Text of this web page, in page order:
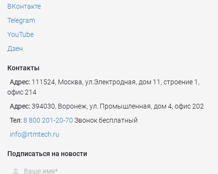
ВКонтакте
Telegram
YouTube
Дзен
Контакты
Адрес: 111524, Москва, ул.Электродная, дом 11, строение 1,
офис 214
Адрес:394030, Воронеж, ул. Промышленная, дом 4, офис 202
Тел:8 800 201-20-70 Звонок бесплатный
info@rtmtech.ru
Подписаться на новости